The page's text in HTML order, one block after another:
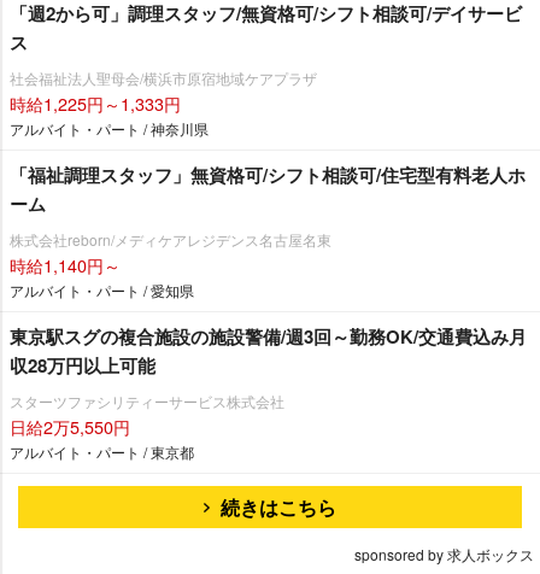
「週2から可」調理スタッフ/無資格可/シフト相談可/デイサービ
ス
社会福祉法人聖母会/横浜市原宿地域ケアプラザ
時給1,225円～1,333円
アルバイト・パート / 神奈川県
「福祉調理スタッフ」無資格可/シフト相談可/住宅型有料老人ホ
ーム
株式会社reborn/メディケアレジデンス名古屋名東
時給1,140円～
アルバイト・パート / 愛知県
東京駅スグの複合施設の施設警備/週3回～勤務OK/交通費込み月
収28万円以上可能
スターツファシリティーサービス株式会社
日給2万5,550円
アルバイト・パート / 東京都
続きはこちら
sponsored by 求人ボックス